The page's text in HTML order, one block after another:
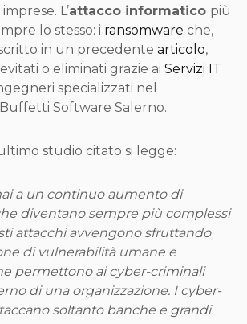
L’attacco informatico più
lo stesso: i ransomware che,
in un precedente articolo,
o eliminati grazie ai Servizi IT
specializzati nel
Software Salerno.
studio citato si legge:
a un continuo aumento di
diventano sempre più complessi
attacchi avvengono sfruttando
di vulnerabilità umane e
permettono ai cyber-criminali
di una organizzazione. I cyber-
soltanto banche e grandi